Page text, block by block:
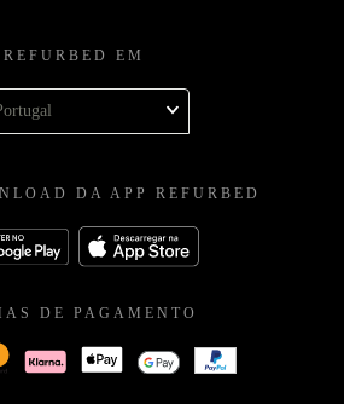
REFURBED EM
DA APP REFURBED
DE PAGAMENTO